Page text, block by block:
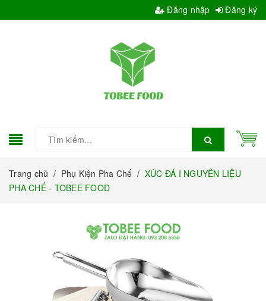
Đăng nhập Đăng ký
Trang chủ / Phụ Kiện Pha Chế / XÚC ĐÁ I NGUYÊN LIỆU
PHA CHẾ - TOBEE FOOD